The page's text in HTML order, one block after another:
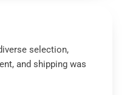
selection,
and shipping was